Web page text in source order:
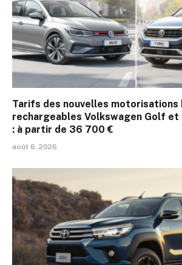
Tarifs des nouvelles motorisations
rechargeables Volkswagen Golf et
: à partir de 36 700 €
août 6, 2026